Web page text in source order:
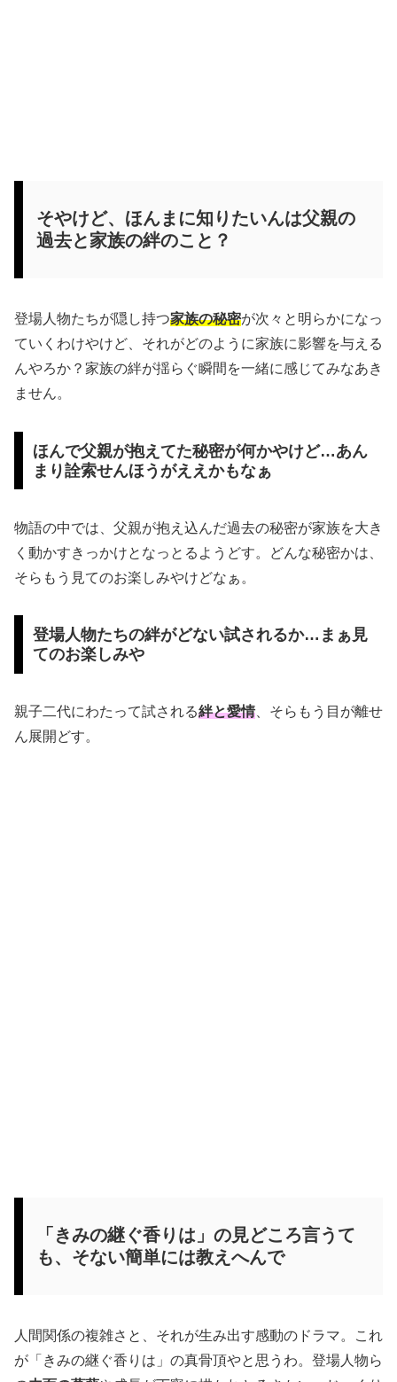
そやけど、ほんまに知りたいんは父親の
過去と家族の絆のこと？
登場人物たちが隠し持つ家族の秘密が次々と明らかになっ
ていくわけやけど、それがどのように家族に影響を与える
んやろか？家族の絆が揺らぐ瞬間を一緒に感じてみなあき
ません。
ほんで父親が抱えてた秘密が何かやけど…あん
まり詮索せんほうがええかもなぁ
物語の中では、父親が抱え込んだ過去の秘密が家族を大き
く動かすきっかけとなっとるようどす。どんな秘密かは、
そらもう見てのお楽しみやけどなぁ。
登場人物たちの絆がどない試されるか…まぁ見
てのお楽しみや
親子二代にわたって試される絆と愛情、そらもう目が離せ
ん展開どす。
「きみの継ぐ香りは」の見どころ言うて
も、そない簡単には教えへんで
人間関係の複雑さと、それが生み出す感動のドラマ。これ
が「きみの継ぐ香りは」の真骨頂やと思うわ。登場人物ら